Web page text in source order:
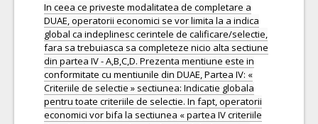
In ceea ce priveste modalitatea de completare a
DUAE, operatorii economici se vor limita la a indica
global ca indeplinesc cerintele de calificare/selectie,
fara sa trebuiasca sa completeze nicio alta sectiune
din partea IV - A,B,C,D. Prezenta mentiune este in
conformitate cu mentiunile din DUAE, Partea IV: «
Criteriile de selectie » sectiunea: Indicatie globala
pentru toate criteriile de selectie. In fapt, operatorii
economici vor bifa la sectiunea « partea IV criteriile